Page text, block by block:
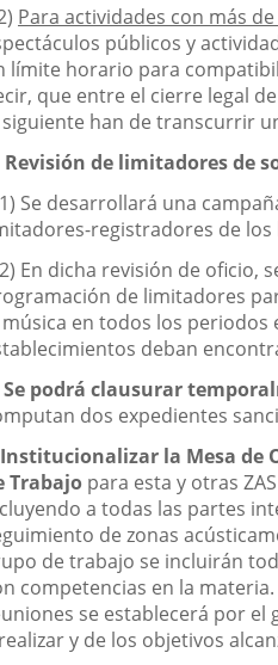
Para actividades con más
públicos y
límite horario para
que entre el cierre legal
han de transcurrir
Revisión de limitadores de
Se desarrollará una
registradores de los
En dicha revisión de oficio,
de limitadores
en todos los periodos
deban
Se podrá clausurar
dos expedientes
Institucionalizar la Mesa de
Trabajo para esta y otras
a todas las partes
de zonas
de trabajo se incluirán
competencias en la
se establecerá por el
y de los objetivos